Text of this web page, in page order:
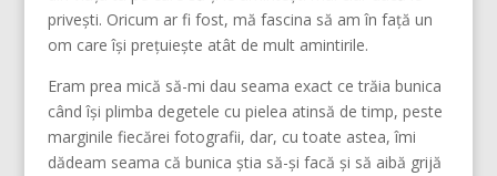
privești. Oricum ar fi fost, mă fascina să am în față un
om care își prețuiește atât de mult amintirile.
Eram prea mică să-mi dau seama exact ce trăia bunica
când își plimba degetele cu pielea atinsă de timp, peste
marginile fiecărei fotografii, dar, cu toate astea, îmi
dădeam seama că bunica știa să-și facă și să aibă grijă